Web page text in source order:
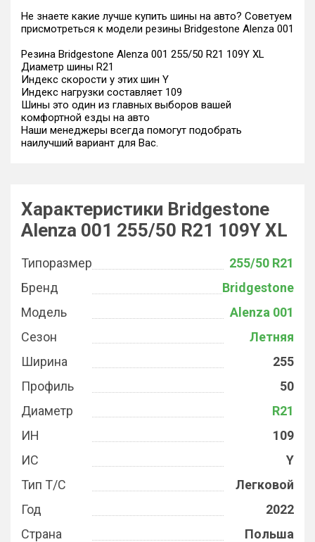
Не знаете какие лучше купить шины на авто? Советуем
присмотреться к модели резины Bridgestone Alenza 001
Резина Bridgestone Alenza 001 255/50 R21 109Y XL
Диаметр шины R21
Индекс скорости у этих шин Y
Индекс нагрузки составляет 109
Шины это один из главных выборов вашей
комфортной езды на авто
Наши менеджеры всегда помогут подобрать
наилучший вариант для Вас.
Характеристики Bridgestone
Alenza 001 255/50 R21 109Y XL
Типоразмер
255/50 R21
Бренд
Bridgestone
Модель
Alenza 001
Сезон
Летняя
Ширина
255
Профиль
50
Диаметр
R21
ИН
109
ИС
Y
Тип Т/С
Легковой
Год
2022
Страна
Польша